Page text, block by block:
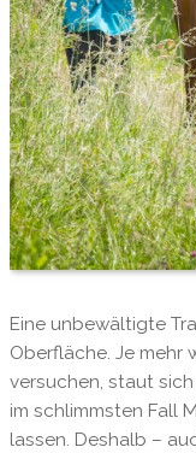
Eine unbewältigte
Oberfläche. Je mehr
versuchen, staut
im schlimmsten Fall
lassen. Deshalb –